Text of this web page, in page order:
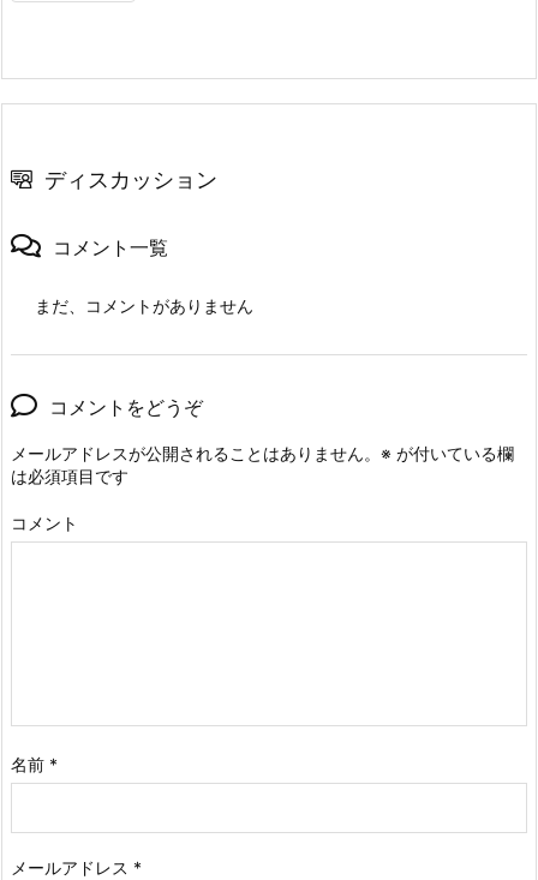
ディスカッション
コメント一覧
まだ、コメントがありません
コメントをどうぞ
メールアドレスが公開されることはありません。 ※ が付いている欄
は必須項目です
コメント
名前 *
メールアドレス *